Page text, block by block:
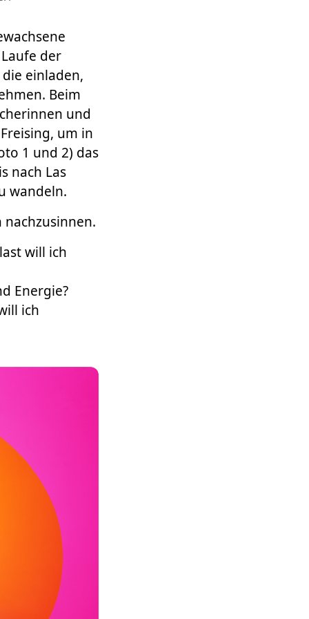
der
einladen,
Beim
und
um in
1 und 2) das
nach Las
wandeln.
nachzusinnen.
will ich
Energie?
ich